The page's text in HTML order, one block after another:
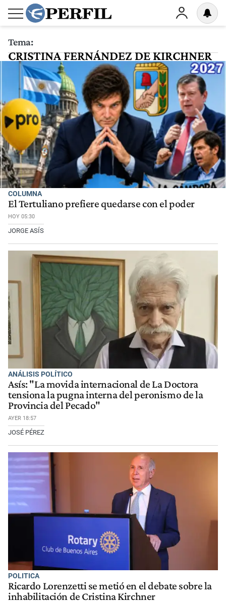
Tema:
CRISTINA FERNÁNDEZ DE KIRCHNER
COLUMNA
El Tertuliano prefiere quedarse con el poder
HOY 05:30
JORGE ASÍS
ANÁLISIS POLÍTICO
Asís: "La movida internacional de La Doctora
tensiona la pugna interna del peronismo de la
Provincia del Pecado"
AYER 18:57
JOSÉ PÉREZ
POLITICA
Ricardo Lorenzetti se metió en el debate sobre la
inhabilitación de Cristina Kirchner